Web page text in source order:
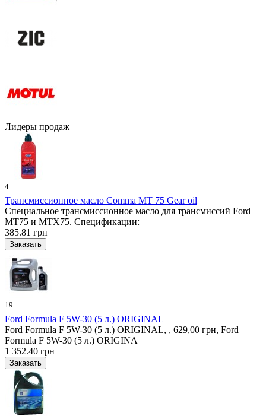
Лидеры продаж
4
Трансмиссионное масло Comma MT 75 Gear oil
Специальное трансмиссионное масло для трансмиссий Ford
MT75 и MTX75. Спецификации:
385.81 грн
19
Ford Formula F 5W-30 (5 л.) ORIGINAL
Ford Formula F 5W-30 (5 л.) ORIGINAL, , 629,00 грн, Ford
Formula F 5W-30 (5 л.) ORIGINA
1 352.40 грн